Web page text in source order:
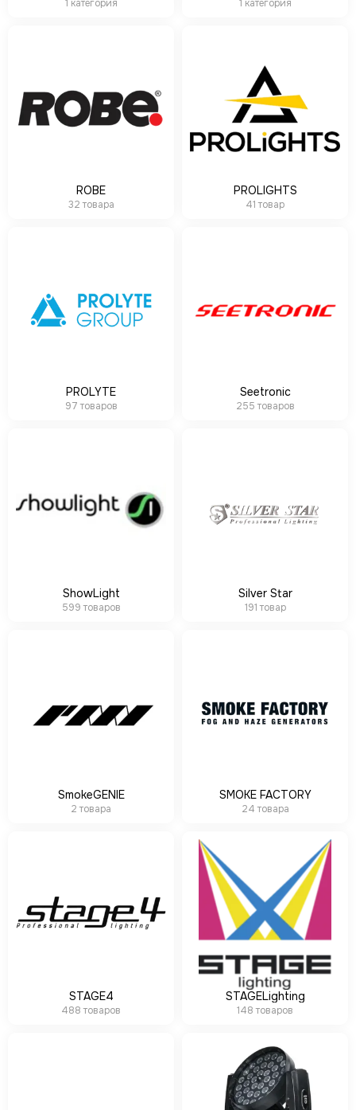
1 категория 1 категория
ROBE
32 товара
PROLIGHTS
41 товар
PROLYTE
97 товаров
Seetronic
255 товаров
ShowLight
599 товаров
Silver Star
191 товар
SmokeGENIE
2 товара
SMOKE FACTORY
24 товара
STAGE4
488 товаров
STAGELighting
148 товаров